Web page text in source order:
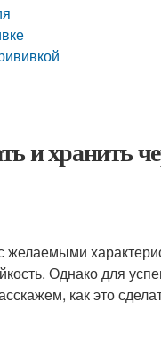
и хранить
Однако для
как это